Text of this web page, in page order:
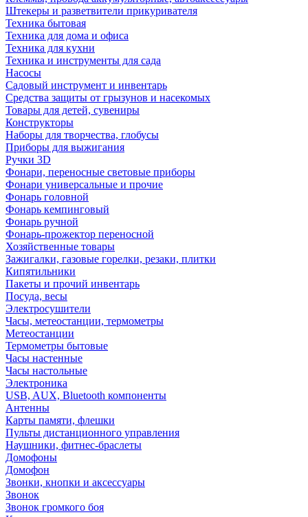
Штекеры и разветвители прикуривателя
Техника бытовая
Техника для дома и офиса
Техника для кухни
Техника и инструменты для сада
Насосы
Садовый инструмент и инвентарь
Средства защиты от грызунов и насекомых
Товары для детей, сувениры
Конструкторы
Наборы для творчества, глобусы
Приборы для выжигания
Ручки 3D
Фонари, переносные световые приборы
Фонари универсальные и прочие
Фонарь головной
Фонарь кемпинговый
Фонарь ручной
Фонарь-прожектор переносной
Хозяйственные товары
Зажигалки, газовые горелки, резаки, плитки
Кипятильники
Пакеты и прочий инвентарь
Посуда, весы
Электросушители
Часы, метеостанции, термометры
Метеостанции
Термометры бытовые
Часы настенные
Часы настольные
Электроника
USB, AUX, Bluetooth компоненты
Антенны
Карты памяти, флешки
Пульты дистанционного управления
Наушники, фитнес-браслеты
Домофоны
Домофон
Звонки, кнопки и аксессуары
Звонок
Звонок громкого боя